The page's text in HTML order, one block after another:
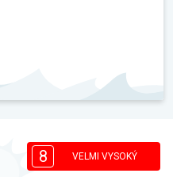
8 VELMI VYSOKÝ